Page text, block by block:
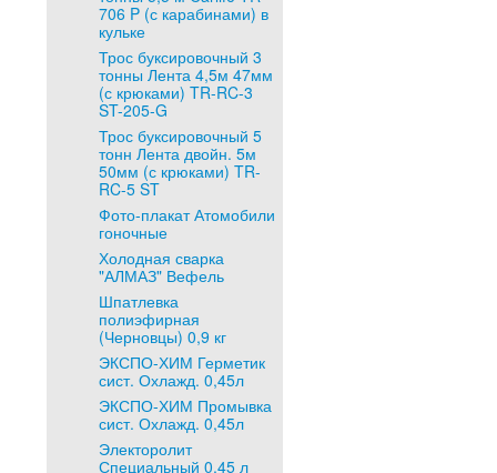
706 P (с карабинами) в
кульке
Трос буксировочный 3
тонны Лента 4,5м 47мм
(с крюками) TR-RC-3
ST-205-G
Трос буксировочный 5
тонн Лента двойн. 5м
50мм (с крюками) TR-
RC-5 ST
Фото-плакат Атомобили
гоночные
Холодная сварка
"АЛМАЗ" Вефель
Шпатлевка
полиэфирная
(Черновцы) 0,9 кг
ЭКСПО-ХИМ Герметик
сист. Охлажд. 0,45л
ЭКСПО-ХИМ Промывка
сист. Охлажд. 0,45л
Электоролит
Специальный 0,45 л